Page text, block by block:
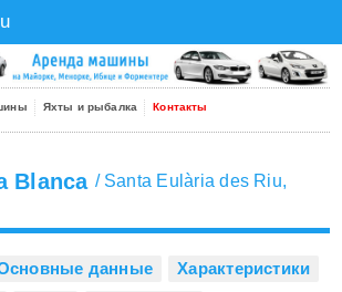
Яхты и рыбалка Контакты
Blanca / Santa Eulària des Riu,
данные
Характеристики